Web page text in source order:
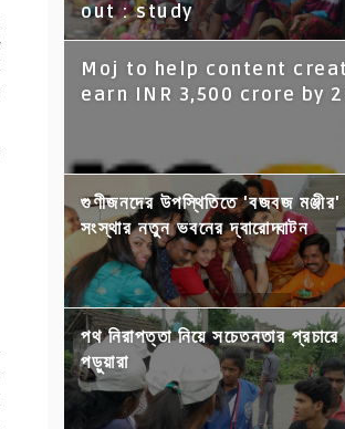
out : study
Moj to help content
earn INR 3,500 crore by
গুণীজনদের উপস্থিতিতে 'বজবজ
সংস্থার নতুন ভবনের দ্বারোদ্ঘাটন
পথ নিরাপত্তা নিয়ে সচেতনতার প্রচারে
পড়ুয়ারা